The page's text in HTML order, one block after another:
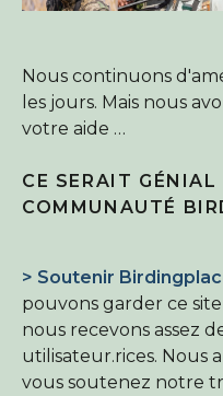
Nous continuons
les jours. Mais nous
votre aide …
CE SERAIT
COMMUNAUTÉ
> Soutenir
pouvons garder ce
nous recevons assez
utilisateur.rices. Nous
vous soutenez notre